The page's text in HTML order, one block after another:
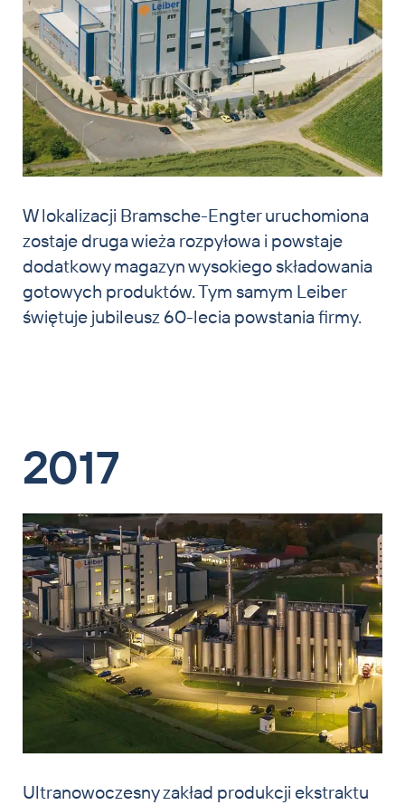
W lokalizacji Bramsche-Engter uruchomiona
zostaje druga wieża rozpyłowa i powstaje
dodatkowy magazyn wysokiego składowania
gotowych produktów. Tym samym Leiber
świętuje jubileusz 60-lecia powstania firmy.
2017
Ultranowoczesny zakład produkcji ekstraktu